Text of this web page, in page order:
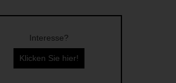
Interesse?
Klicken Sie hier!